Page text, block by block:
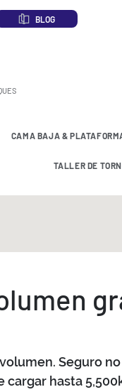
BLOG
CAMA BAJA &
TALLER DE
Seguro
hasta